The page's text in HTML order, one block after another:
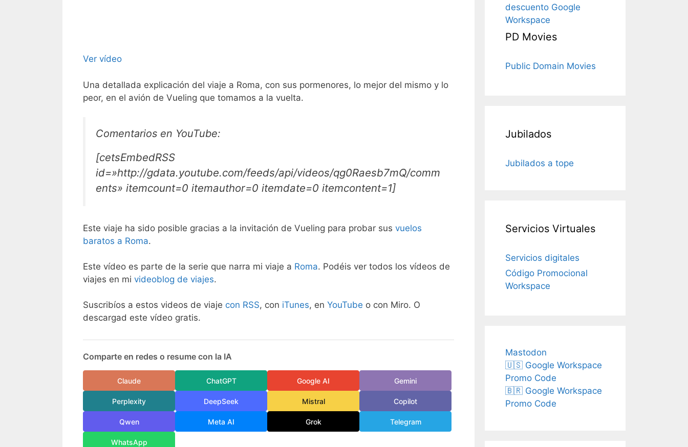
Ver vídeo
Una detallada explicación del viaje a Roma, con sus pormenores, lo mejor del mismo y lo
peor, en el avión de Vueling que tomamos a la vuelta.
Comentarios en YouTube:
[cetsEmbedRSS
id=»http://gdata.youtube.com/feeds/api/videos/qg0Raesb7mQ/comm
ents» itemcount=0 itemauthor=0 itemdate=0 itemcontent=1]
Este viaje ha sido posible gracias a la invitación de Vueling para probar sus vuelos
baratos a Roma.
Este vídeo es parte de la serie que narra mi viaje a Roma. Podéis ver todos los vídeos de
viajes en mi videoblog de viajes.
Suscribíos a estos videos de viaje con RSS, con iTunes, en YouTube o con Miro. O
descargad este vídeo gratis.
Comparte en redes o resume con la IA
Claude ChatGPT Google AI Gemini
Perplexity DeepSeek Mistral Copilot
Qwen Meta AI Grok Telegram
WhatsApp
descuento Google
Workspace
PD Movies
Public Domain Movies
Jubilados
Jubilados a tope
Servicios Virtuales
Servicios digitales
Código Promocional
Workspace
Mastodon
🇺🇸 Google Workspace
Promo Code
🇧🇷 Google Workspace
Promo Code